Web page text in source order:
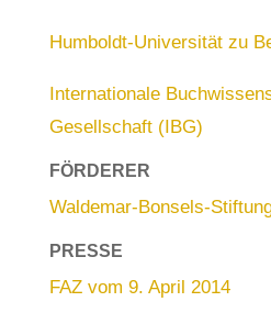
Humboldt-Universität zu
Internationale
Gesellschaft (IBG)
FÖRDERER
Waldemar-Bonsels-
PRESSE
FAZ vom 9. April 2014